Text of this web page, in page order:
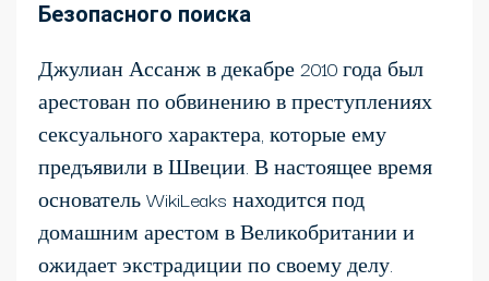
Безопасного поиска
Джулиан Ассанж в декабре 2010 года был
арестован по обвинению в преступлениях
сексуального характера, которые ему
предъявили в Швеции. В настоящее время
основатель WikiLeaks находится под
домашним арестом в Великобритании и
ожидает экстрадиции по своему делу.